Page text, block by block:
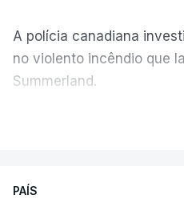
A polícia canadiana
no violento incêndio que
Summerland.
PAÍS